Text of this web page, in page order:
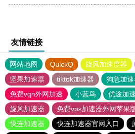
友情链接
网站地图 QuickQ 旋风加速度器
坚果加速器
tiktok加速器
狗急加
免费vqn外网加速
小蓝鸟 优途加
旋风加速器
免费vps加速器外网苹果
快连加速器
快连加速器官网入口